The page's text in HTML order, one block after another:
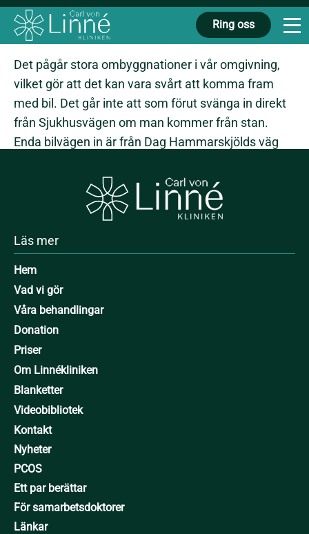
Ring oss
i närheten
Det pågår stora ombyggnationer i vår omgivning,
vilket gör att det kan vara svårt att komma fram
med bil. Det går inte att som förut svänga in direkt
från Sjukhusvägen om man kommer från stan.
Enda bilvägen in är från Dag Hammarskjölds väg
husknuten" och åka genom parkeringen ner till vår
Läs mer
Hem
Vad vi gör
Våra behandlingar
Donation
Priser
Om Linnékliniken
Blanketter
Videobibliotek
Kontakt
Nyheter
PCOS
Ett par berättar
För samarbetsdoktorer
Länkar